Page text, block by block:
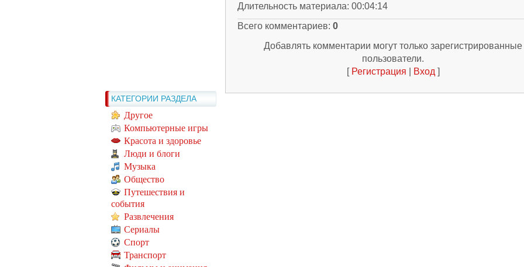
КАТЕГОРИИ РАЗДЕЛА
Другое
Компьютерные игры
Красота и здоровье
Люди и блоги
Музыка
Общество
Путешествия и
события
Развлечения
Сериалы
Спорт
Транспорт
Длительность материала: 00:04:14
Всего комментариев: 0
Добавлять комментарии могут только зарегистрированные
пользователи.
[ Регистрация Вход ]